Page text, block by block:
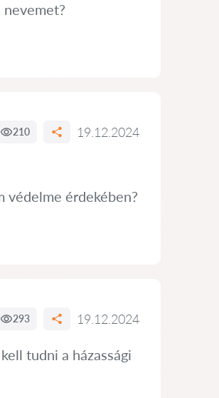
210 19.12.2024
védelme érdekében?
293 19.12.2024
tudni a házassági